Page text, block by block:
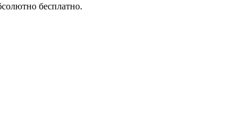
бесплатно.